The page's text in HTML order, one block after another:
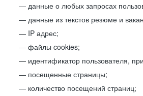
данные о любых запросах
данные из текстов резюме и
IP адрес;
файлы cookies;
идентификатор пользователя,
посещенные страницы;
количество посещений страниц;